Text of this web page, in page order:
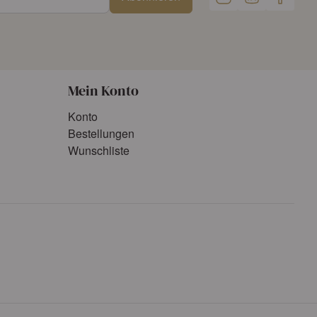
Mein Konto
Konto
Bestellungen
Wunschliste